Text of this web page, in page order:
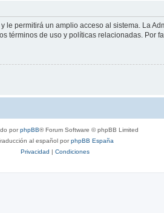
permitirá un amplio acceso al sistema. La
de uso y políticas relacionadas. Por
porphpBB® Forum Software © phpBB Limited
al español porphpBB España
Privacidad | Condiciones